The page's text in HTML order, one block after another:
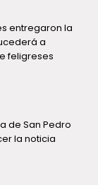
entregaron la
a
feligreses
de San Pedro
la noticia